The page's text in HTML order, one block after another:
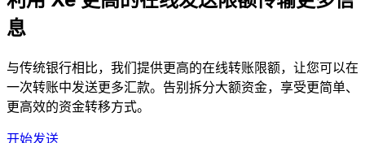
息
与传统银行相比，我们提供更高的在线转账限额，让您可以在
一次转账中发送更多汇款。告别拆分大额资金，享受更简单、
更高效的资金转移方式。
开始发送